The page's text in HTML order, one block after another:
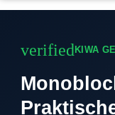
verified KIWA